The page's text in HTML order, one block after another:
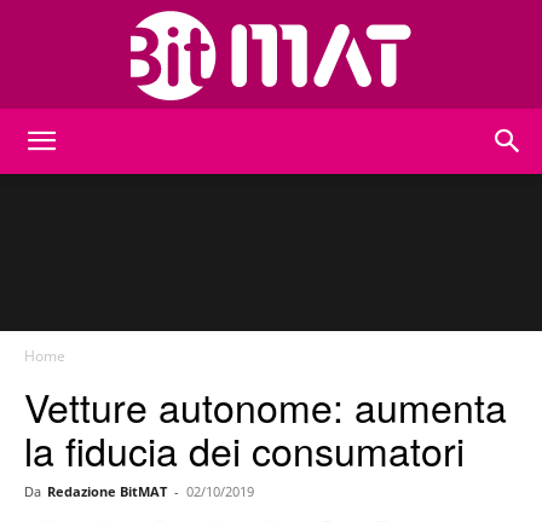
Home
Vetture autonome: aumenta
la fiducia dei consumatori
Da Redazione BitMAT - 02/10/2019